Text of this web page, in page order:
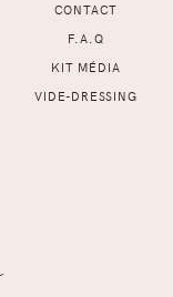
CONTACT
F.A.Q
KIT MÉDIA
VIDE-DRESSING